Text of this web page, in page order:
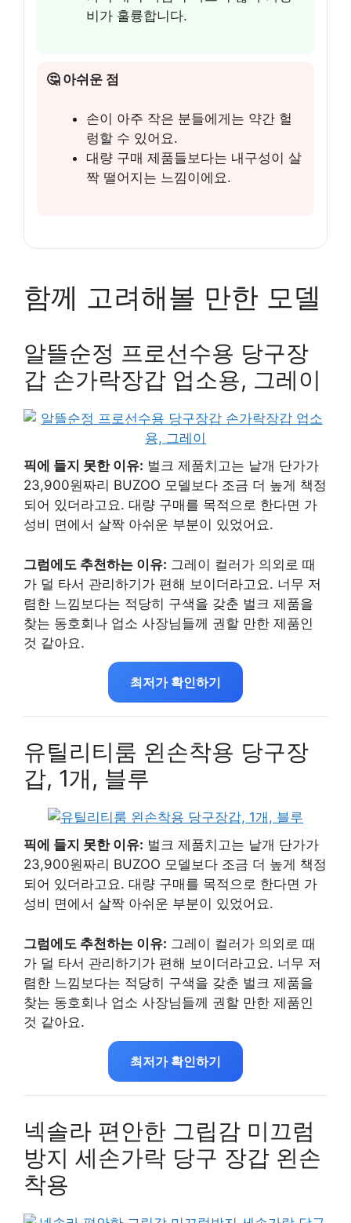
비가 훌륭합니다.
🤔 아쉬운 점
손이 아주 작은 분들에게는 약간 헐
렁할 수 있어요.
대량 구매 제품들보다는 내구성이 살
짝 떨어지는 느낌이에요.
함께 고려해볼 만한 모델
알뜰순정 프로선수용 당구장
갑 손가락장갑 업소용, 그레이
픽에 들지 못한 이유: 벌크 제품치고는 낱개 단가가
23,900원짜리 BUZOO 모델보다 조금 더 높게 책정
되어 있더라고요. 대량 구매를 목적으로 한다면 가
성비 면에서 살짝 아쉬운 부분이 있었어요.
그럼에도 추천하는 이유: 그레이 컬러가 의외로 때
가 덜 타서 관리하기가 편해 보이더라고요. 너무 저
렴한 느낌보다는 적당히 구색을 갖춘 벌크 제품을
찾는 동호회나 업소 사장님들께 권할 만한 제품인
것 같아요.
최저가 확인하기
유틸리티룸 왼손착용 당구장
갑, 1개, 블루
픽에 들지 못한 이유: 벌크 제품치고는 낱개 단가가
23,900원짜리 BUZOO 모델보다 조금 더 높게 책정
되어 있더라고요. 대량 구매를 목적으로 한다면 가
성비 면에서 살짝 아쉬운 부분이 있었어요.
그럼에도 추천하는 이유: 그레이 컬러가 의외로 때
가 덜 타서 관리하기가 편해 보이더라고요. 너무 저
렴한 느낌보다는 적당히 구색을 갖춘 벌크 제품을
찾는 동호회나 업소 사장님들께 권할 만한 제품인
것 같아요.
최저가 확인하기
넥솔라 편안한 그립감 미끄럼
방지 세손가락 당구 장갑 왼손
착용